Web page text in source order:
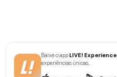
Baixe o appLIVE! Experience
experiências únicas.